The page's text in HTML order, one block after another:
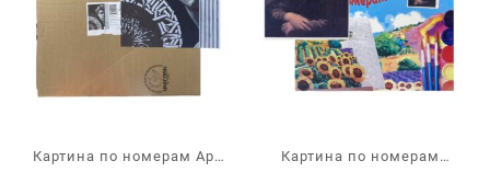
Картина по номерам Арт-
Картина по номерам